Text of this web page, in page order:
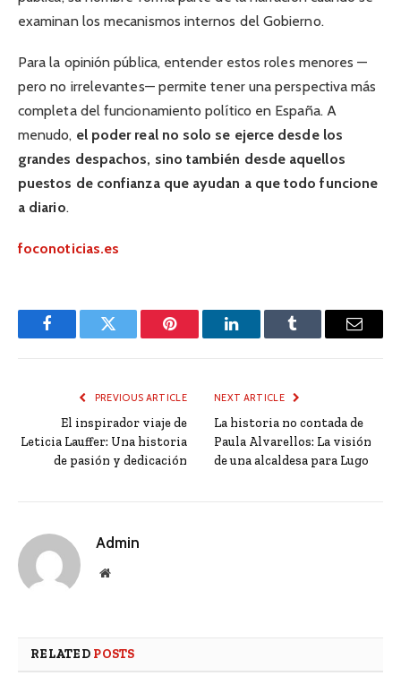
examinan los mecanismos internos del Gobierno.
Para la opinión pública, entender estos roles menores —
pero no irrelevantes— permite tener una perspectiva más
completa del funcionamiento político en España. A
menudo, el poder real no solo se ejerce desde los
grandes despachos, sino también desde aquellos
puestos de confianza que ayudan a que todo funcione
a diario.
foconoticias.es
FacebookTwitter Pinterest LinkedInTumblr Email
PREVIOUS ARTICLE
El inspirador viaje de
Leticia Lauffer: Una historia
de pasión y dedicación
NEXT ARTICLE
La historia no contada de
Paula Alvarellos: La visión
de una alcaldesa para Lugo
Admin
Website
RELATED POSTS